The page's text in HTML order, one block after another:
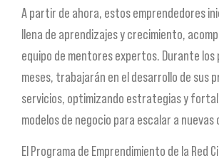
A partir de ahora, estos emprendedores
llena de aprendizajes y crecimiento,
equipo de mentores expertos. Durante los
meses, trabajarán en el desarrollo de sus
servicios, optimizando estrategias y
modelos de negocio para escalar a
El Programa de Emprendimiento de la Red